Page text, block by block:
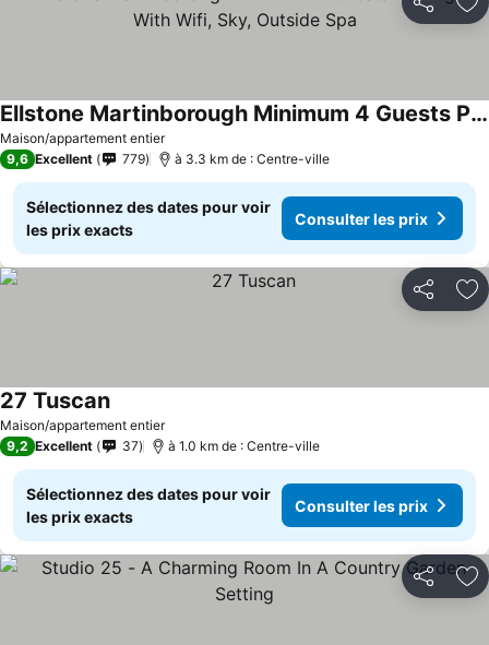
Partager
Maison/appartement entier
Ellstone Martinborough Minimum 4 Guests Per Night With Wifi, Sky, Outside Spa
9,6 Excellent 779 à 3.3 km de : Centre-ville
Sélectionnez des dates pour voir
les prix exacts
Consulter les prix
Partager
Maison/appartement entier
27 Tuscan
9,2 Excellent 37 à 1.0 km de : Centre-ville
Sélectionnez des dates pour voir
les prix exacts
Consulter les prix
Partager